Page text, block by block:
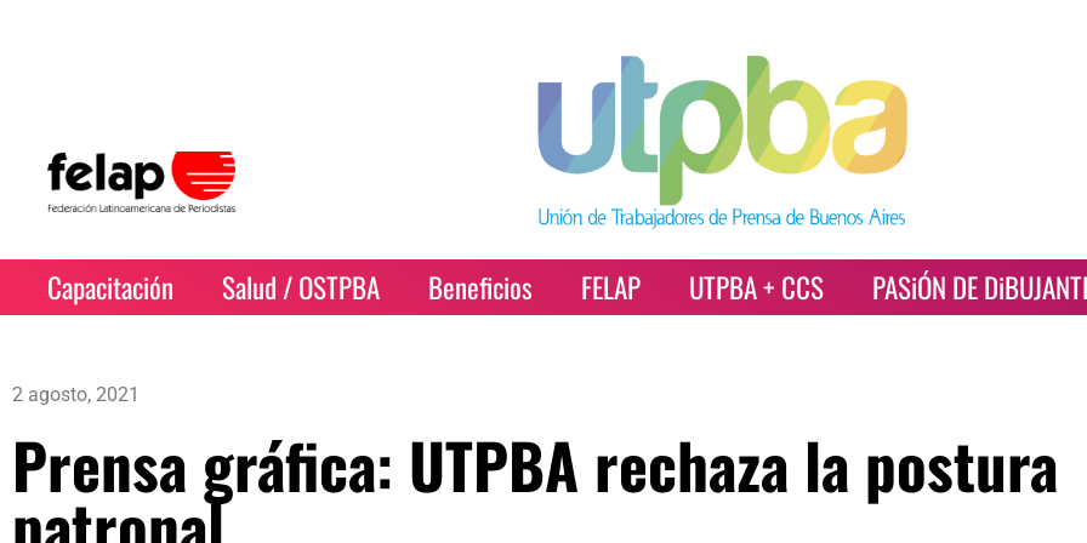
Capacitación Salud / OSTPBA Beneficios FELAP UTPBA + CCS PASiÓN DE
2 agosto, 2021
Prensa gráfica: UTPBA rechaza la postura